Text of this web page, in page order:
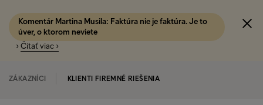
Komentár Martina Musila: Faktúra nie je faktúra. Je to
úver, o ktorom neviete
› Čítať viac ›
ZÁKAZNÍCI KLIENTI FIREMNÉ RIEŠENIA